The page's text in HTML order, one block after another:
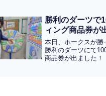
Yuhi Fukase from
ク
勝利のダーツで
ィング商品券が
本日、ホークスが勝
勝利のダーツにて
商品券が出ました！